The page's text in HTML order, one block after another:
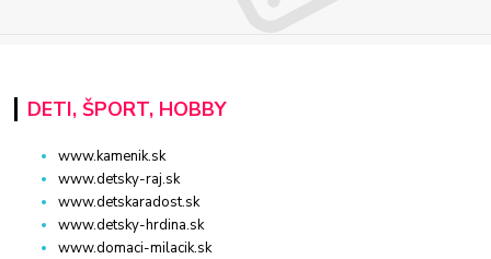
DETI, ŠPORT, HOBBY
www.kamenik.sk
www.detsky-raj.sk
www.detskaradost.sk
www.detsky-hrdina.sk
www.domaci-milacik.sk